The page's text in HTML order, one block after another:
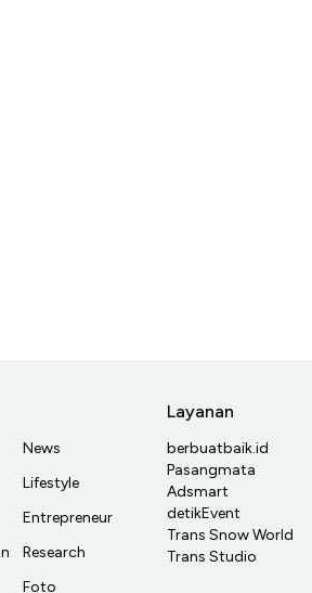
News
Lifestyle
Entrepreneur
Research
Foto
Layanan
berbuatbaik.id
Pasangmata
Adsmart
detikEvent
Trans Snow World
Trans Studio